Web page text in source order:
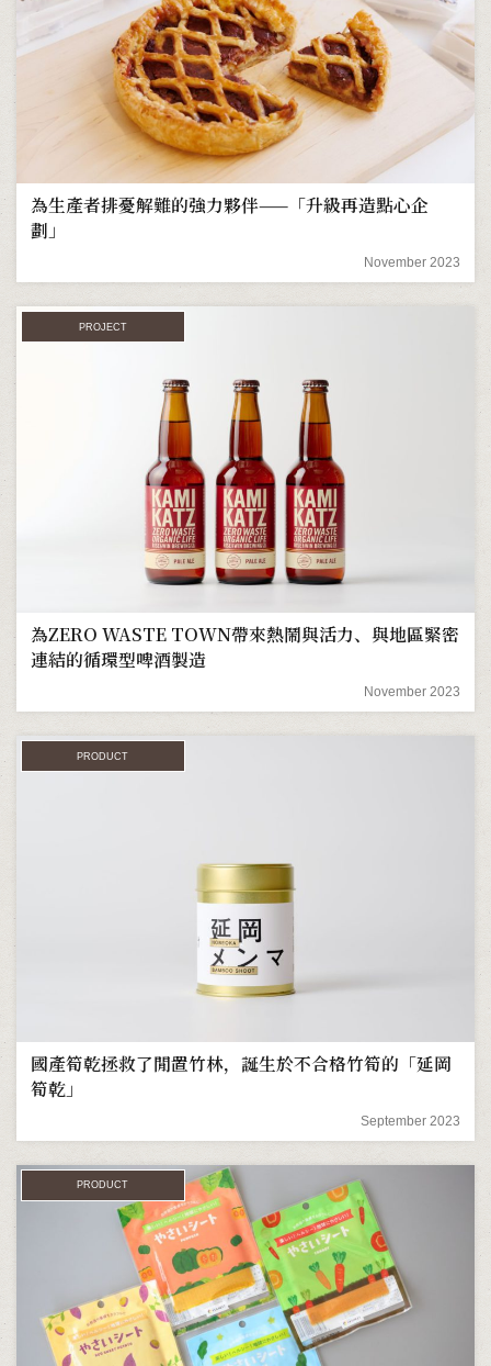
為生產者排憂解難的強力夥伴——「升級再造點心企
劃」
November 2023
PROJECT
為ZERO WASTE TOWN帶來熱鬧與活力、與地區緊密
連結的循環型啤酒製造
November 2023
PRODUCT
國產筍乾拯救了閒置竹林，誕生於不合格竹筍的「延岡
筍乾」
September 2023
PRODUCT